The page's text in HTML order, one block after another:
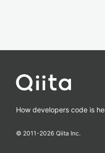
How developers code is
© 2011-2026 Qiita Inc.